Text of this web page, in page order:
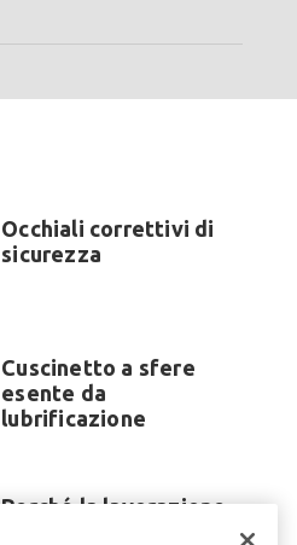
Occhiali correttivi di
sicurezza
Cuscinetto a sfere
esente da
lubrificazione
Perché la lavorazione